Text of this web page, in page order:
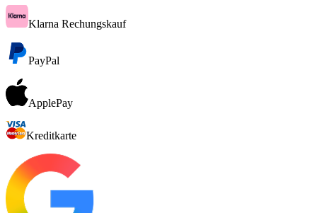
Klarna Rechungskauf
PayPal
ApplePay
Kreditkarte